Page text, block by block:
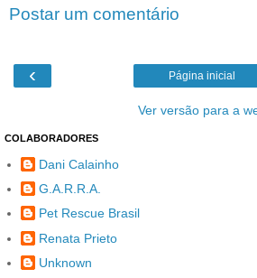
Postar um comentário
‹ Página inicial
Ver versão para a
COLABORADORES
Dani Calainho
G.A.R.R.A.
Pet Rescue Brasil
Renata Prieto
Unknown